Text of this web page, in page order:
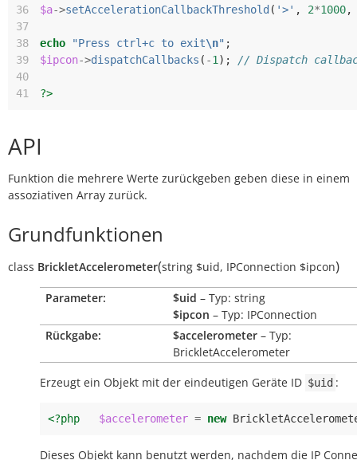
36
$a->setAccelerationCallbackThreshold ( '>' , 2*1000,
37
38
echo "Press ctrl+c to exit\n" ;
39
$ipcon->dispatchCallbacks ( -1 );
// Dispatch
40
41
?>
API
Funktion die mehrere Werte zurückgeben geben diese in einem
assoziativen Array zurück.
Grundfunktionen
class BrickletAccelerometer(string $uid, IPConnection $ipcon)
Parameter: $uid – Typ: string
$ipcon – Typ: IPConnection
Rückgabe:
$accelerometer – Typ:
BrickletAccelerometer
Erzeugt ein Objekt mit der eindeutigen Geräte ID $uid :
<?php $accelerometer = new
Dieses Objekt kann benutzt werden, nachdem die IP